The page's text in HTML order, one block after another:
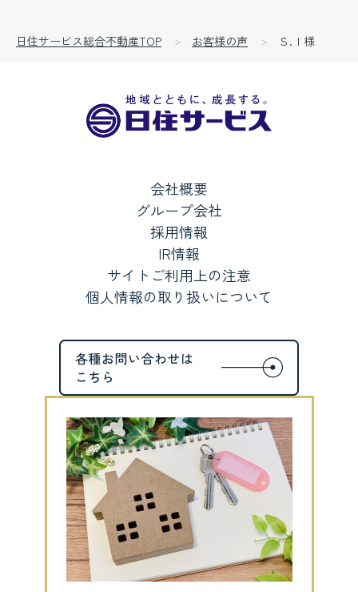
日住サービス総合不動産TOP お客様の声 Ｓ.Ｉ様
会社概要
グループ会社
採用情報
IR情報
サイトご利用上の注意
個人情報の取り扱いについて